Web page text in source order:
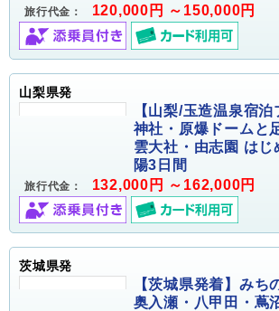
旅行代金： 120,000円 ～150,000円
山梨県発
【山梨/玉造温泉宿
神社・原爆ドームと
雲大社・由志園 はじ
陽3日間
旅行代金： 132,000円 ～162,000円
茨城県発
【茨城県発着】みち
奥入瀬・八甲田・蔦